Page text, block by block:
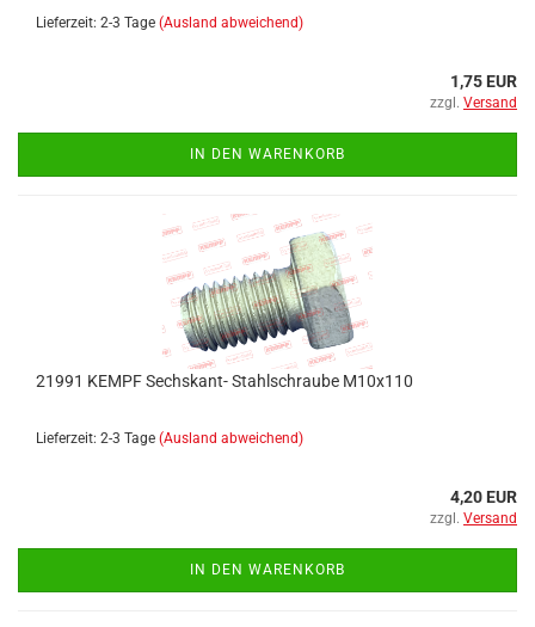
Lieferzeit: 2-3 Tage (Ausland abweichend)
1,75 EUR
zzgl. Versand
IN DEN WARENKORB
21991 KEMPF Sechskant- Stahlschraube M10x110
Lieferzeit: 2-3 Tage (Ausland abweichend)
4,20 EUR
zzgl. Versand
IN DEN WARENKORB